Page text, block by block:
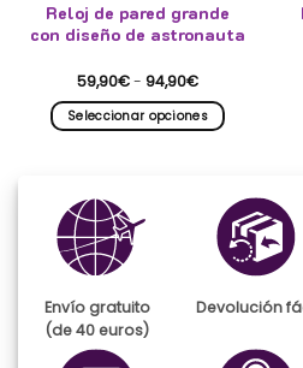
Reloj de pared grande
con diseño de astronauta
59,90€- 94,90€Rango
precios:
desde
59,90€
Seleccionar opciones
variantes.
se
pueden
Envío gratuito
(de 40 euros)
Devolución